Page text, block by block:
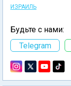
ИЗРАИЛЬ
Будьте с нами:
Telegram